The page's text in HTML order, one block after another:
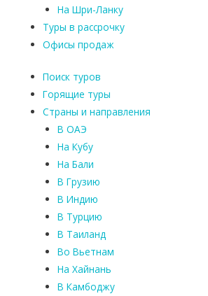
На Шри-Ланку
Туры в рассрочку
Офисы продаж
Поиск туров
Горящие туры
Страны и направления
В ОАЭ
На Кубу
На Бали
В Грузию
В Индию
В Турцию
В Таиланд
Во Вьетнам
На Хайнань
В Камбоджу